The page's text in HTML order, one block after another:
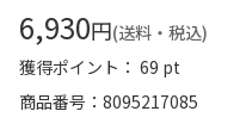
6,930円(送料・税込)
獲得ポイント： 69 pt
商品番号
8095217085